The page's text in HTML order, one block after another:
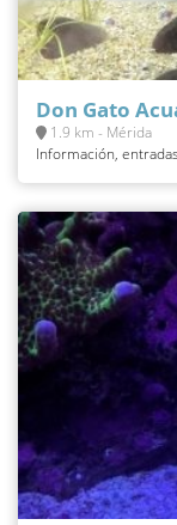
Don Gato
1.9 km - Mérida
Información,